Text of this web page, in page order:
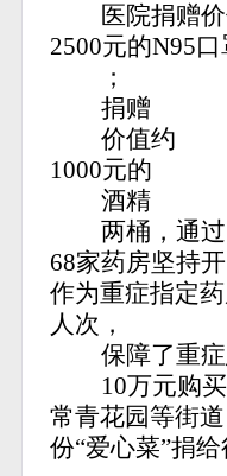
医院捐赠
2500元的N95
；
捐赠
价值约
1000元的
酒精
两桶，通
68家药房坚持
作为重症指定
人次，
保障了重
10万元购
常青花园等街
份“爱心菜”捐给